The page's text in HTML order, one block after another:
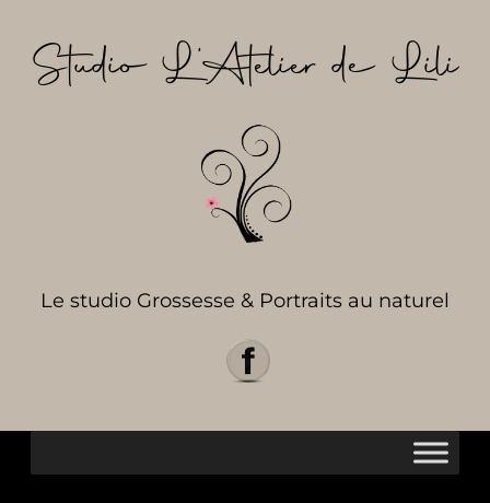
contenu
Studio L’Atelier de Lili
Le studio Grossesse & Portraits au naturel